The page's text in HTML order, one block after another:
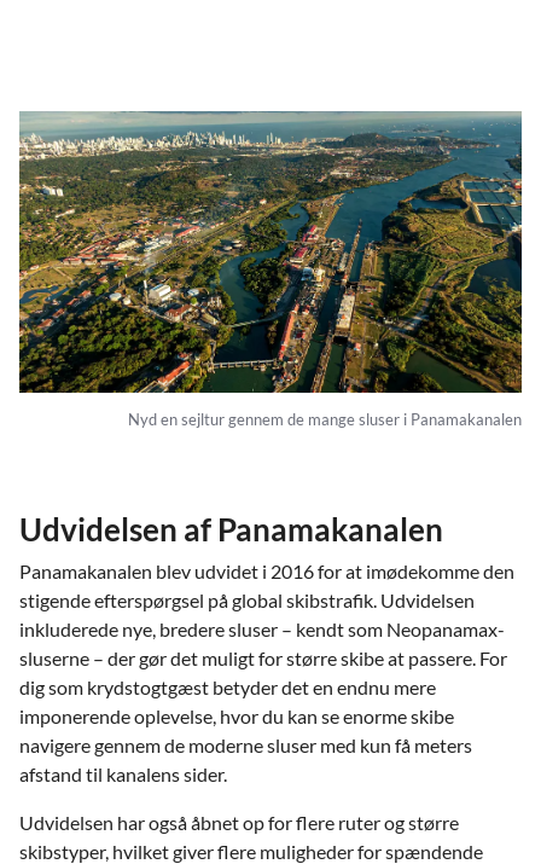
Nyd en sejltur gennem de mange sluser i Panamakanalen
Udvidelsen af Panamakanalen
Panamakanalen blev udvidet i 2016 for at imødekomme den
stigende efterspørgsel på global skibstrafik. Udvidelsen
inkluderede nye, bredere sluser – kendt som Neopanamax-
sluserne – der gør det muligt for større skibe at passere. For
dig som krydstogtgæst betyder det en endnu mere
imponerende oplevelse, hvor du kan se enorme skibe
navigere gennem de moderne sluser med kun få meters
afstand til kanalens sider.
Udvidelsen har også åbnet op for flere ruter og større
skibstyper, hvilket giver flere muligheder for spændende